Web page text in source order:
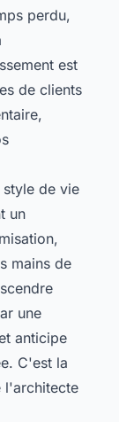
perdu,
est
de clients
style de vie
un
mains de
une
anticipe
C'est la
l'architecte